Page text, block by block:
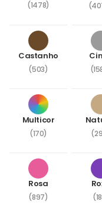
(1478)
Castanho
(503)
Multicor
(170)
Rosa
(897)